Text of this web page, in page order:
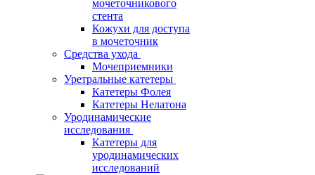
мочеточникового
стента
Кожухи для доступа
в мочеточник
Средства ухода
Мочеприемники
Уретральные катетеры
Катетеры Фолея
Катетеры Нелатона
Уродинамические
исследования
Катетеры для
уродинамических
исследований